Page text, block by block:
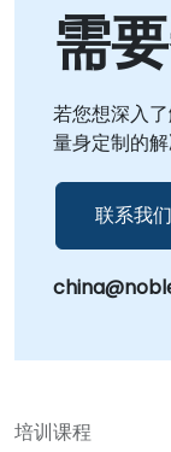
需
若您想深入
量身定制的
联系我们
培训课程